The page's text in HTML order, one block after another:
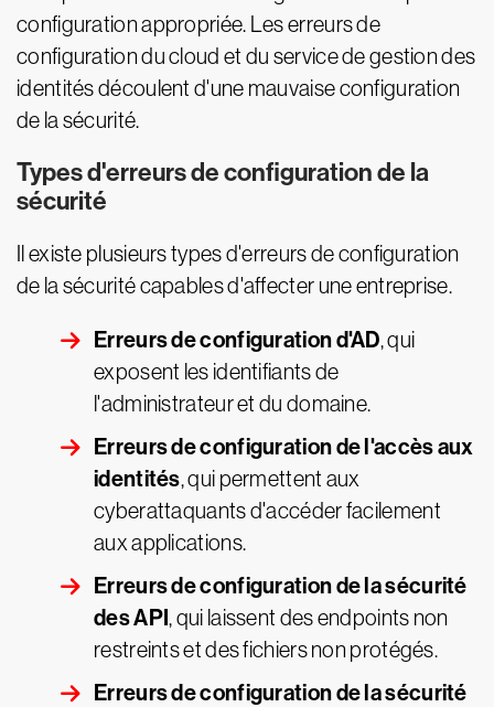
configuration appropriée. Les erreurs de
configuration du cloud et du service de gestion des
identités découlent d'une mauvaise configuration
de la sécurité.
Types d'erreurs de configuration de la
sécurité
Il existe plusieurs types d'erreurs de configuration
de la sécurité capables d'affecter une entreprise.
Erreurs de configuration d'AD, qui
exposent les identifiants de
l'administrateur et du domaine.
Erreurs de configuration de l'accès aux
identités, qui permettent aux
cyberattaquants d'accéder facilement
aux applications.
Erreurs de configuration de la sécurité
des API, qui laissent des endpoints non
restreints et des fichiers non protégés.
Erreurs de configuration de la sécurité